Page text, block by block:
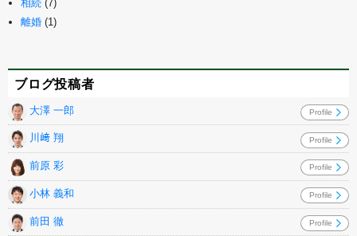
相続 (7)
離婚 (1)
ブログ投稿者
大澤 一郎 Profile
川﨑 翔 Profile
前原 彩 Profile
小林 義和 Profile
前田 徹 Profile